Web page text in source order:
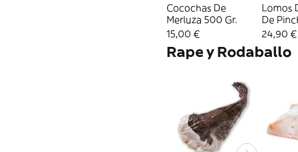
Cocochas De
Merluza 500 Gr.
15,00 €
Lomos
De
24,90 €
Rape y Rodaballo